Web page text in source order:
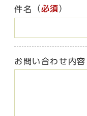
件名 （必須）
お問い合わせ内容